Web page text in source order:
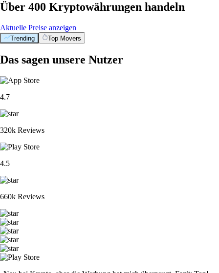
Über 400 Kryptowährungen handeln
Aktuelle Preise anzeigen
Trending Top Movers
Das sagen unsere Nutzer
4.7
320k Reviews
4.5
660k Reviews